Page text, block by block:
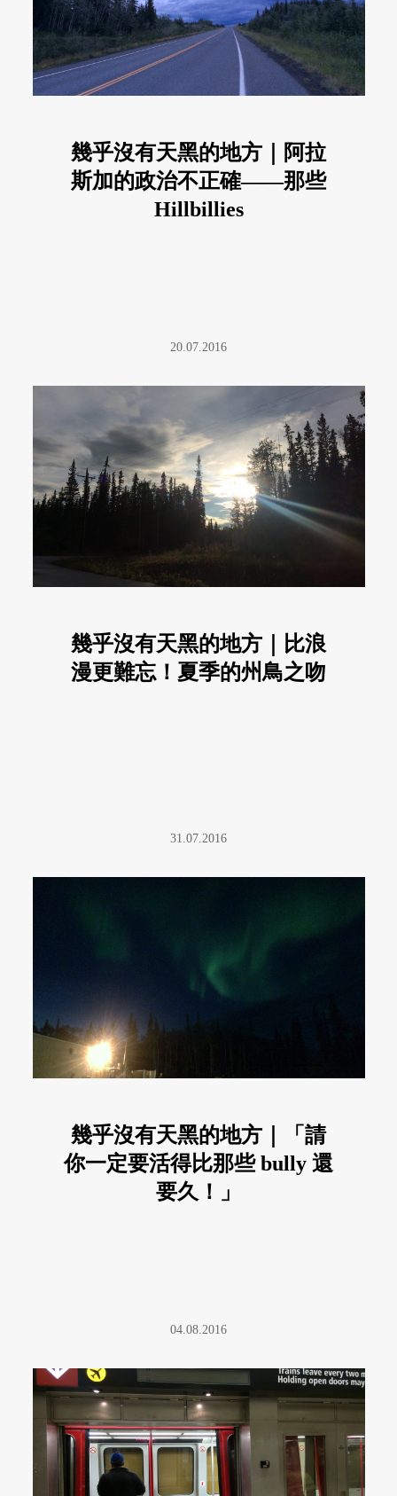
幾乎沒有天黑的地方｜阿拉
斯加的政治不正確——那些
Hillbillies
20.07.2016
幾乎沒有天黑的地方｜比浪
漫更難忘！夏季的州鳥之吻
31.07.2016
幾乎沒有天黑的地方｜「請
你一定要活得比那些 bully 還
要久！」
04.08.2016